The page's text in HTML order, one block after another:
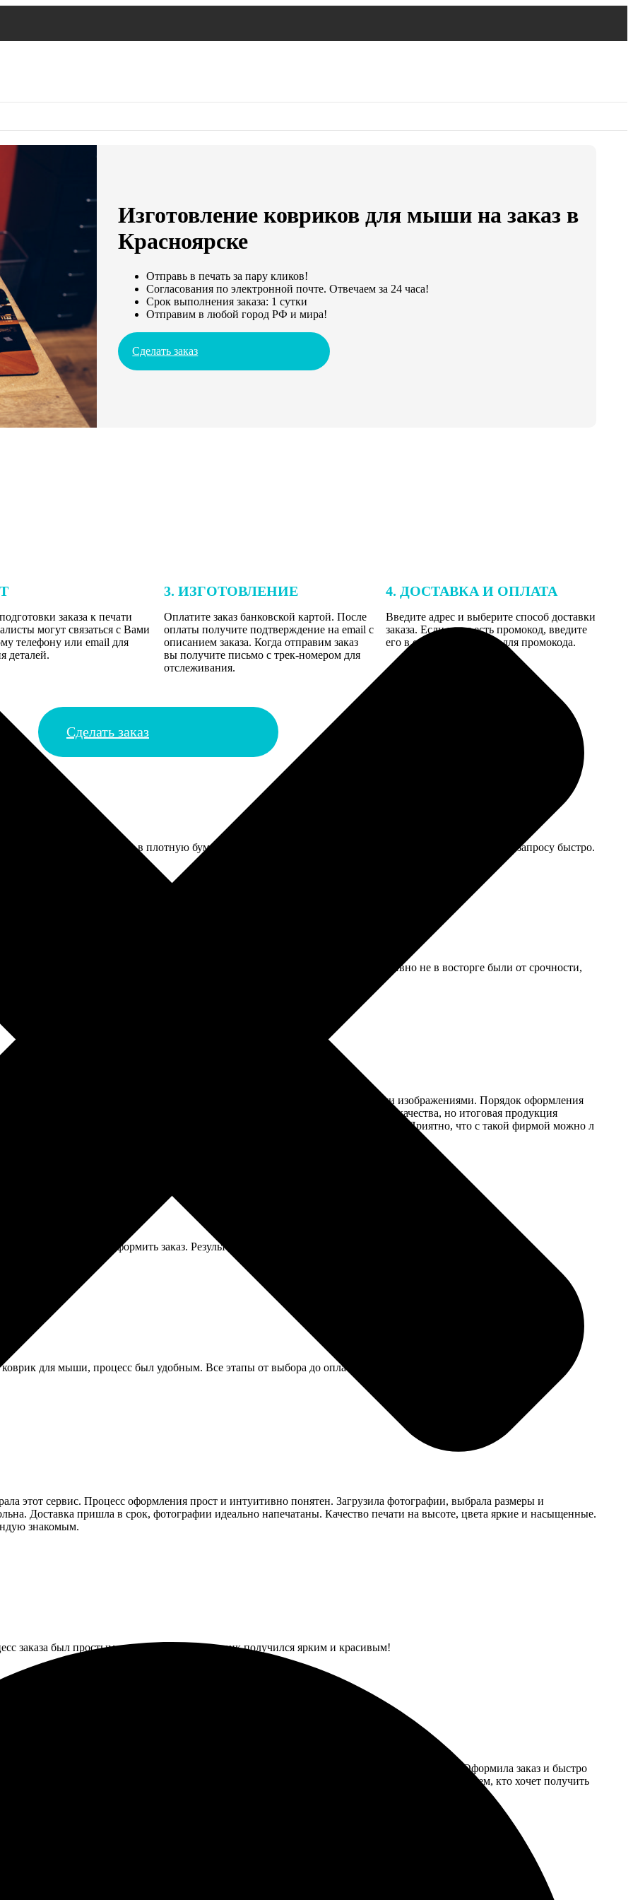
Изготовление ковриков для мыши на заказ в
Красноярске
Отправь в печать за пару кликов!
Согласования по электронной почте. Отвечаем за 24 часа!
Срок выполнения заказа: 1 сутки
Отправим в любой город РФ и мира!
Сделать заказ
заказа к печати
могут связаться с Вами
телефону или email для
деталей.
3. ИЗГОТОВЛЕНИЕ
Оплатите заказ банковской картой. После
оплаты получите подтверждение на email с
описанием заказа. Когда отправим заказ
вы получите письмо с трек-номером для
отслеживания.
4. ДОСТАВКА И ОПЛАТА
Введите адрес и выберите способ доставки
заказа. Если у вас есть промокод, введите
его в специальное поле для промокода.
Сделать заказ
штук. Упакованы были в плотную бумагу, не помялись. Пару фото с дефектом печати, переделали по запросу быстро.
сына. Позвонил, объяснил ситуацию. Пошли навстречу, сделали за день. Явно не в восторге были от срочности,
сервис точно стоит рассмотреть. Заказал коврики для мыши с собственными изображениями. Порядок оформления
размеры и оформлял заказ за считанные минуты. Изначально переживал из-за качества, но итоговая продукция
и даже быстрее, чем планировалось. Цвета яркие, изображение четкое. Приятно, что с такой фирмой можно л
сайт, легко оформить заказ. Результат превзошёл ожидания!
для мыши, процесс был удобным. Все этапы от выбора до оплаты прошли гладко. Качество превосходное,
этот сервис. Процесс оформления прост и интуитивно понятен. Загрузила фотографии, выбрала размеры и
Доставка пришла в срок, фотографии идеально напечатаны. Качество печати на высоте, цвета яркие и насыщенные.
знакомым.
заказа был простым и понятным. Мой коврик получился ярким и красивым!
для мыши. Всё легко и просто: выбрала дизайн на сайте, загрузила свои изображения. Оформила заказ и быстро
яркий, детали четкие. Порадовала оперативность и внимательность к мелочам. Рекомендую всем, кто хочет получить